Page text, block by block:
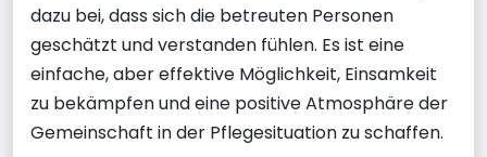
dazu bei, dass sich die betreuten Personen
geschätzt und verstanden fühlen. Es ist eine
einfache, aber effektive Möglichkeit, Einsamkeit
zu bekämpfen und eine positive Atmosphäre der
Gemeinschaft in der Pflegesituation zu schaffen.